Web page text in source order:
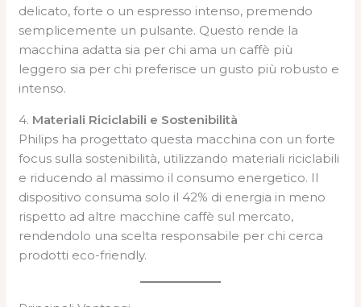
delicato, forte o un espresso intenso, premendo
semplicemente un pulsante. Questo rende la
macchina adatta sia per chi ama un caffè più
leggero sia per chi preferisce un gusto più robusto e
intenso.
4. Materiali Riciclabili e Sostenibilità
Philips ha progettato questa macchina con un forte
focus sulla sostenibilità, utilizzando materiali riciclabili
e riducendo al massimo il consumo energetico. Il
dispositivo consuma solo il 42% di energia in meno
rispetto ad altre macchine caffè sul mercato,
rendendolo una scelta responsabile per chi cerca
prodotti eco-friendly.